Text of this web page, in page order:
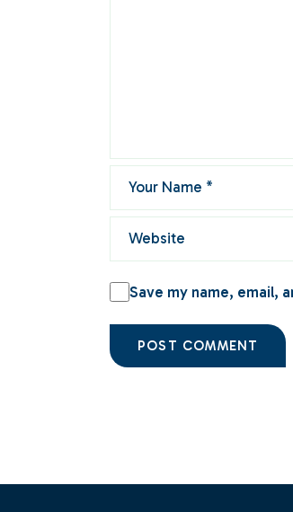
Save my name, email,
POST COMMENT